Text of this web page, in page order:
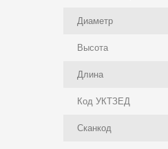
Диаметр
Высота
Длина
Код УКТЗЕД
Сканкод